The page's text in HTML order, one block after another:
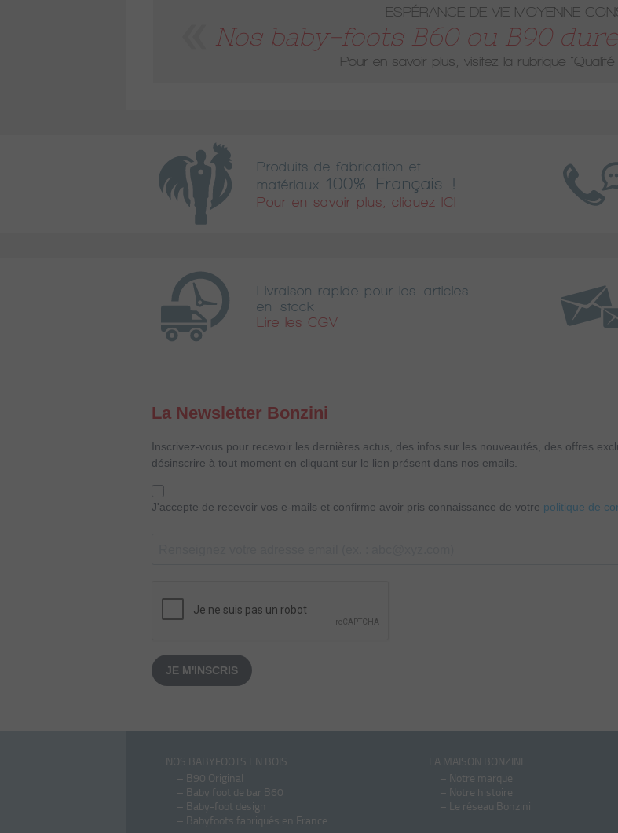
ESPÉRANCE DE VIE MOYENNE
Nos baby-foots B60 ou B90
Pour en savoir plus, visitez la rubrique
Produits de fabrication et
matériaux
100% Français !
Pour en savoir plus, cliquez ICI
Livraison rapide pour les articles
en stock
Lire les CGV
La Newsletter Bonzini
Inscrivez-vous pour recevoir les dernières actus, des infos sur les nouveautés, des offres
désinscrire à tout moment en cliquant sur le lien présent dans nos emails.
J'accepte de recevoir vos e-mails et confirme avoir pris connaissance de votre politique de
JE M'INSCRIS
NOS BABYFOOTS EN BOIS
– B90 Original
– Baby foot de bar B60
– Baby-foot design
– Babyfoots fabriqués en France
LA MAISON BONZINI
– Notre marque
– Notre histoire
– Le réseau Bonzini